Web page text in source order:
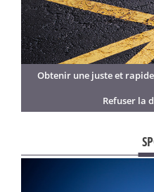
Obtenir une juste et
Refuser la